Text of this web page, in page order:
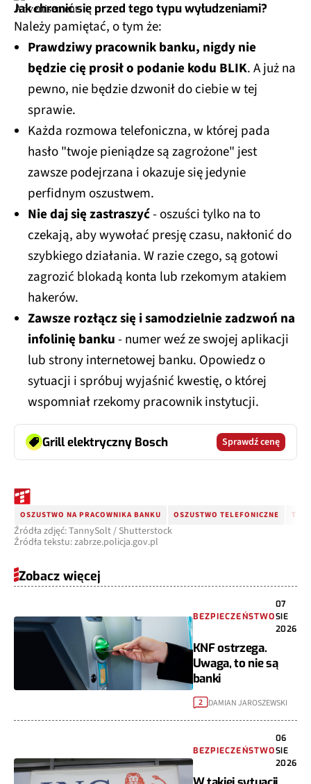
Jak chronić się przed tego typu wyłudzeniami?
Należy pamiętać, o tym że:
Prawdziwy pracownik banku, nigdy nie
będzie cię prosił o podanie kodu BLIK. A już na
pewno, nie będzie dzwonił do ciebie w tej
sprawie.
Każda rozmowa telefoniczna, w której pada
hasło "twoje pieniądze są zagrożone" jest
zawsze podejrzana i okazuje się jedynie
perfidnym oszustwem.
Nie daj się zastraszyć- oszuści tylko na to
czekają, aby wywołać presję czasu, nakłonić do
szybkiego działania. W razie czego, są gotowi
zagrozić blokadą konta lub rzekomym atakiem
hakerów.
Zawsze rozłącz się i samodzielnie zadzwoń na
infolinię banku- numer weź ze swojej aplikacji
lub strony internetowej banku. Opowiedz o
sytuacji i spróbuj wyjaśnić kwestię, o której
wspomniał rzekomy pracownik instytucji.
Grill elektryczny Bosch Sprawdź cenę
OSZUSTWO NA PRACOWNIKA BANKU OSZUSTWO TELEFONICZNE
Źródła zdjęć: TannySolt / Shutterstock
Źródła tekstu: zabrze.policja.gov.pl
Zobacz więcej
BEZPIECZEŃSTWO
07
SIE
2026
KNF ostrzega.
Uwaga, to nie są
banki
2 DAMIAN JAROSZEWSKI
BEZPIECZEŃSTWO
06
SIE
2026